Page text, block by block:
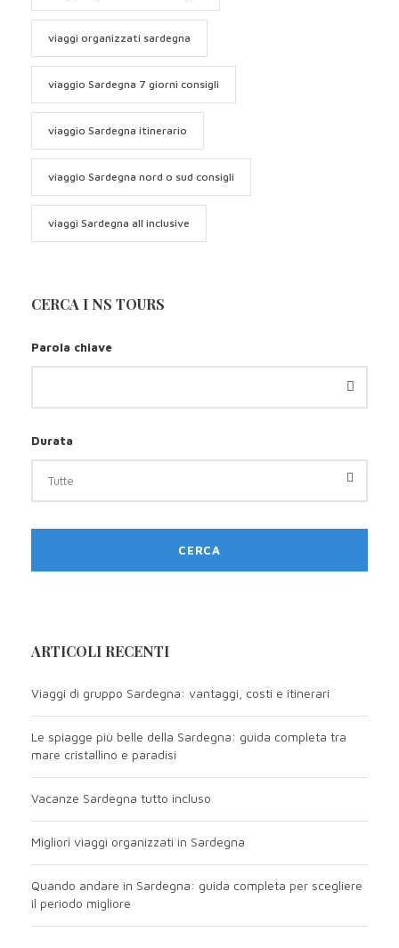
viaggi organizzati sardegna
viaggio Sardegna 7 giorni consigli
viaggio Sardegna itinerario
viaggio Sardegna nord o sud consigli
viaggi Sardegna all inclusive
CERCA I NS TOURS
Parola chiave
Durata
ARTICOLI RECENTI
Viaggi di gruppo Sardegna: vantaggi, costi e itinerari
Le spiagge più belle della Sardegna: guida completa tra
mare cristallino e paradisi
Vacanze Sardegna tutto incluso
Migliori viaggi organizzati in Sardegna
Quando andare in Sardegna: guida completa per scegliere
il periodo migliore